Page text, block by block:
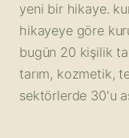
yeni bir hikaye.
hikayeye göre
bugün 20 kişilik
tarım, kozmetik,
sektörlerde 30'u